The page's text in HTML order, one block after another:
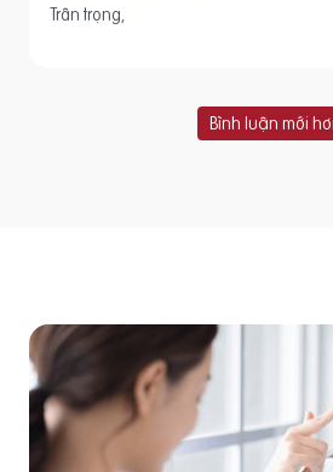
Trân trọng,
Bình luận mới